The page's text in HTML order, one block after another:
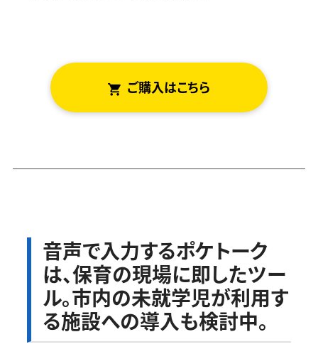
ご はこちら
音声で入力するポケトーク
は、保育の現場に即したツー
ル。市内の未就学児が利用す
る施設への導入も検討中。